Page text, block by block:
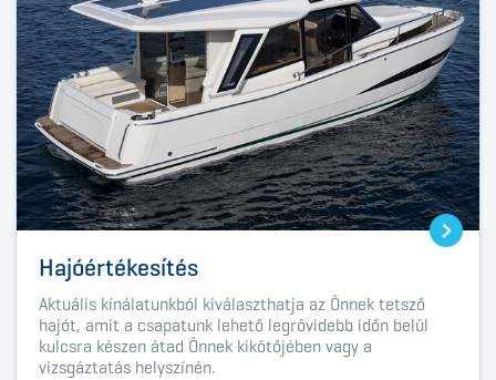
Hajóértékesítés
Aktuális kínálatunkból kiválaszthatja az Önnek tetsző
hajót, amit a csapatunk lehető legrövidebb időn belül
kulcsra készen átad Önnek kikötőjében vagy a
vizsgáztatás helyszínén.